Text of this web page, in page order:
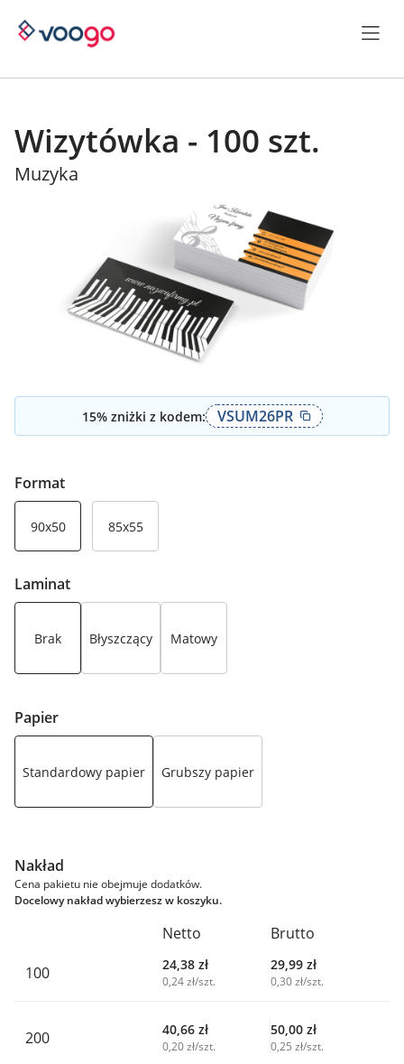
Wizytówka - 100 szt.
Muzyka
15% zniżki z kodem: VSUM26PR
Format
90x50 85x55
Laminat
Brak Błyszczący Matowy
Papier
Standardowy papier Grubszy papier
Nakład
Cena pakietu nie obejmuje dodatków.
Docelowy nakład wybierzesz w koszyku.
Netto
Brutto
100
24,38 zł
0,24 zł/szt.
29,99 zł
0,30 zł/szt.
200 40,66 zł
0,20 zł/szt.
50,00 zł
0,25 zł/szt.